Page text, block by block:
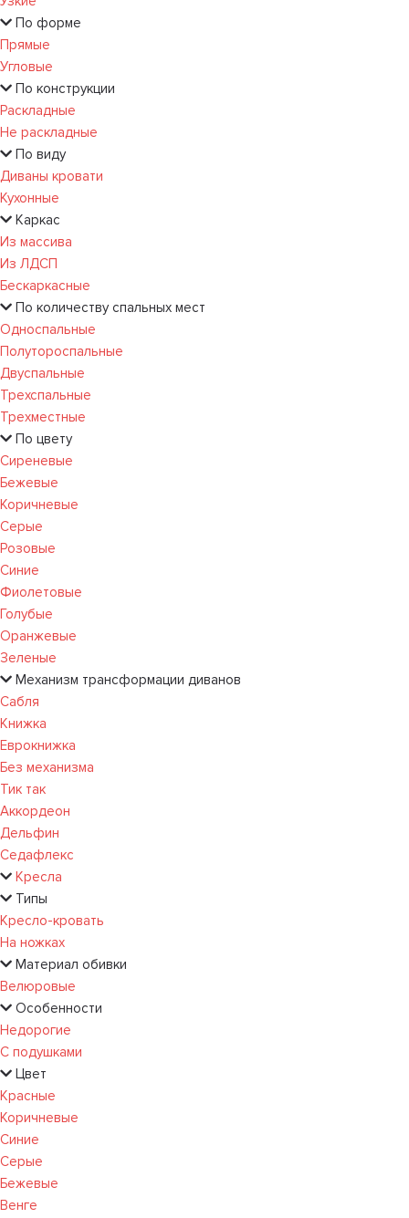
По форме
Прямые
Угловые
По конструкции
Раскладные
Не раскладные
По виду
Диваны кровати
Кухонные
Каркас
Из массива
Из ЛДСП
Бескаркасные
По количеству спальных мест
Односпальные
Полутороспальные
Двуспальные
Трехспальные
Трехместные
По цвету
Сиреневые
Бежевые
Коричневые
Серые
Розовые
Синие
Фиолетовые
Голубые
Оранжевые
Зеленые
Механизм трансформации диванов
Сабля
Книжка
Еврокнижка
Без механизма
Тик так
Аккордеон
Дельфин
Седафлекс
Кресла
Типы
Кресло-кровать
На ножках
Материал обивки
Велюровые
Особенности
Недорогие
С подушками
Цвет
Красные
Коричневые
Синие
Серые
Бежевые
Венге